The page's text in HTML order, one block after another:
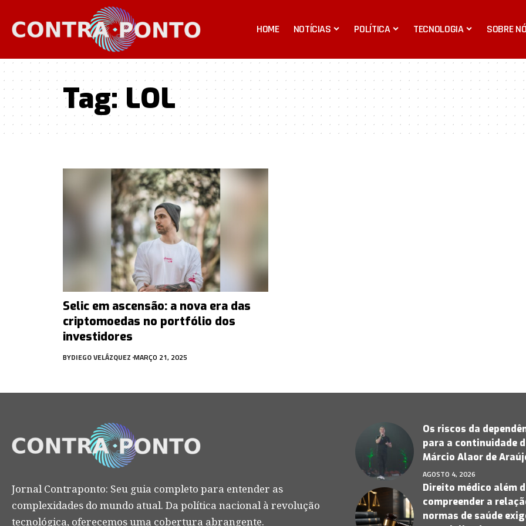
HOME NOTÍCIAS POLÍTICA TECNOLOGIA SOBRE
Tag: LOL
Selic em ascensão: a nova era das
criptomoedas no portfólio dos
investidores
BYDIEGO VELÁZQUEZ MARÇO 21, 2025
Jornal Contraponto: Seu guia completo para entender as
complexidades do mundo atual. Da política nacional à revolução
tecnológica, oferecemos uma cobertura abrangente.
Os riscos da
para a continuidade
Márcio Alaor de
AGOSTO 4, 2026
Direito médico além
compreender a
normas de saúde